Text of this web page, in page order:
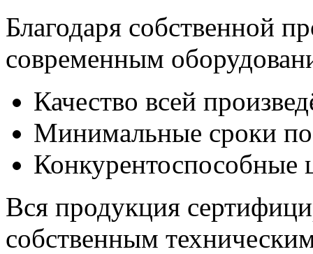
Благодаря собственной
современным
Качество всей
Минимальные сроки
Конкурентоспособные
Вся продукция
собственным